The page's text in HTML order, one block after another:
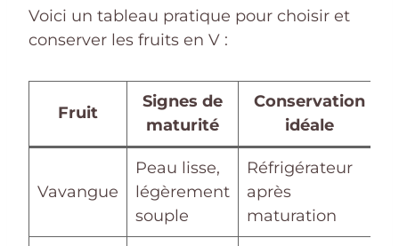
Voici un tableau pratique pour choisir et
conserver les fruits en V :
Fruit
Signes de
maturité
Conservation
idéale
Vavangue
Peau lisse,
légèrement
souple
Réfrigérateur
après
maturation